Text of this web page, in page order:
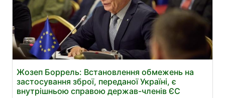
Жозеп Боррель: Встановлення обмежень на
застосування зброї, переданої Україні, є
внутрішньою справою держав-членів ЄС